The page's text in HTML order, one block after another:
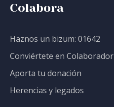
Colabora
Haznos un bizum: 01642
Conviértete en Colaborador
Aporta tu donación
Herencias y legados